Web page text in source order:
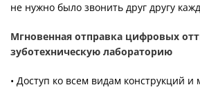
не нужно было звонить друг другу
Мгновенная отправка цифровых
зуботехническую лабораторию
• Доступ ко всем видам конструкций и